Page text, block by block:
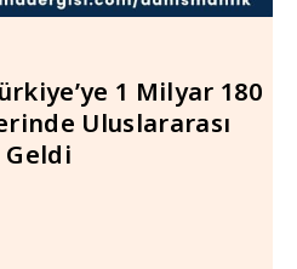
1 Milyar 180
Uluslararası
Geldi